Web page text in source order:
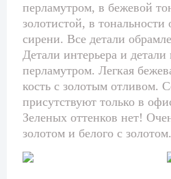
перламутром, в бежевой
золотистой, в тональности
сирени. Все детали
Детали интерьера и детали
перламутром. Легкая
кость с золотым отливом.
присутствуют только в
Зеленых оттенков нет!
золотом и белого с золотом.